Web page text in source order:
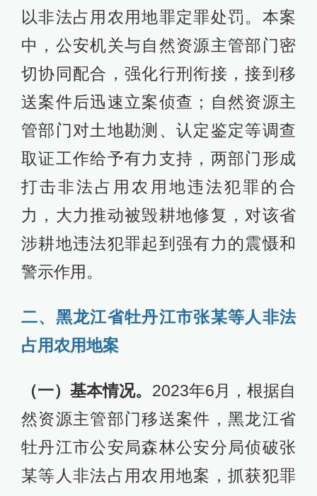
以非法占用农用地罪定罪处罚。本案
中，公安机关与自然资源主管部门密
切协同配合，强化行刑衔接，接到移
送案件后迅速立案侦查；自然资源主
管部门对土地勘测、认定鉴定等调查
取证工作给予有力支持，两部门形成
打击非法占用农用地违法犯罪的合
力，大力推动被毁耕地修复，对该省
涉耕地违法犯罪起到强有力的震慑和
警示作用。
二、黑龙江省牡丹江市张某等人非法
占用农用地案
（一）基本情况。 2023年6月，根据自
然资源主管部门移送案件，黑龙江省
牡丹江市公安局森林公安分局侦破张
某等人非法占用农用地案，抓获犯罪